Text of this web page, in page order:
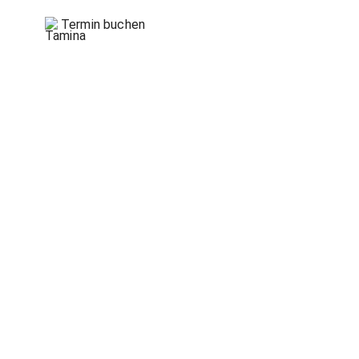
Termin buchen